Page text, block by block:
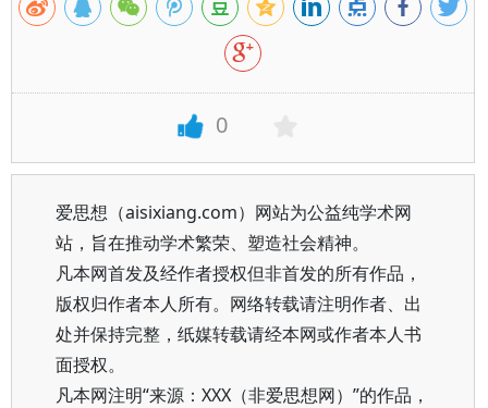
0
爱思想（aisixiang.com）网站为公益纯学术网
站，旨在推动学术繁荣、塑造社会精神。
凡本网首发及经作者授权但非首发的所有作品，
版权归作者本人所有。网络转载请注明作者、出
处并保持完整，纸媒转载请经本网或作者本人书
面授权。
凡本网注明“来源：XXX（非爱思想网）”的作品，